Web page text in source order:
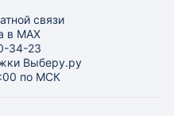
связи
в MAX
34-23
Выберу.ру
по МСК